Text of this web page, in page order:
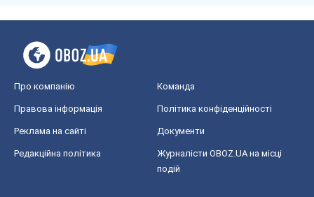
Про компанію Команда
Правова інформація Політика конфіденційності
Реклама на сайті Документи
Редакційна політика
Журналісти OBOZ.UA на місці
подій